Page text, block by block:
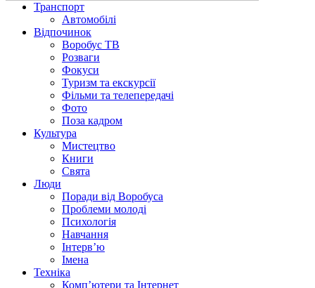
Транспорт
Автомобілі
Відпочинок
Воробус ТВ
Розваги
Фокуси
Туризм та екскурсії
Фільми та телепередачі
Фото
Поза кадром
Культура
Мистецтво
Книги
Свята
Люди
Поради від Воробуса
Проблеми молоді
Психологія
Навчання
Інтерв’ю
Імена
Техніка
Комп’ютери та Інтернет